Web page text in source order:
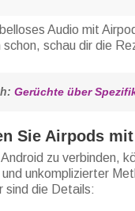
Audio mit
schau dir die
Gerüchte über
Sie Airpods
zu verbinden,
unkomplizierter
sind die Details: